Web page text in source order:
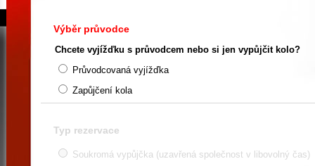
Výběr průvodce
Chcete vyjížďku s průvodcem nebo si jen vypůjčit kolo?
Průvodcovaná vyjížďka
Zapůjčení kola
Typ rezervace
Soukromá vypůjčka (uzavřená společnost v libovolný čas)